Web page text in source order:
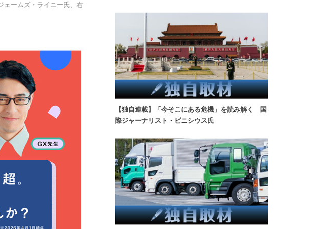
ェームズ・ライニー氏、右
【独自連載】「今そこにある危機」を読み解く 国
際ジャーナリスト・ビニシウス氏